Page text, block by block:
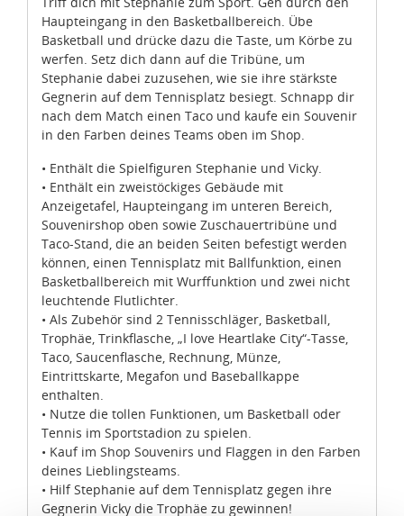
Haupteingang in den Basketballbereich. Übe
Basketball und drücke dazu die Taste, um Körbe zu
werfen. Setz dich dann auf die Tribüne, um
Stephanie dabei zuzusehen, wie sie ihre stärkste
Gegnerin auf dem Tennisplatz besiegt. Schnapp dir
nach dem Match einen Taco und kaufe ein Souvenir
in den Farben deines Teams oben im Shop.
• Enthält die Spielfiguren Stephanie und Vicky.
• Enthält ein zweistöckiges Gebäude mit
Anzeigetafel, Haupteingang im unteren Bereich,
Souvenirshop oben sowie Zuschauertribüne und
Taco-Stand, die an beiden Seiten befestigt werden
können, einen Tennisplatz mit Ballfunktion, einen
Basketballbereich mit Wurffunktion und zwei nicht
leuchtende Flutlichter.
• Als Zubehör sind 2 Tennisschläger, Basketball,
Trophäe, Trinkflasche, „I love Heartlake City“-Tasse,
Taco, Saucenflasche, Rechnung, Münze,
Eintrittskarte, Megafon und Baseballkappe
enthalten.
• Nutze die tollen Funktionen, um Basketball oder
Tennis im Sportstadion zu spielen.
• Kauf im Shop Souvenirs und Flaggen in den Farben
deines Lieblingsteams.
• Hilf Stephanie auf dem Tennisplatz gegen ihre
Gegnerin Vicky die Trophäe zu gewinnen!